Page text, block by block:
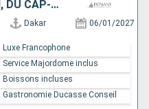
ENTRE VOLCANS ET OCÉAN, DU CAP-VERT AUX CANARIES
Dakar 06/01/2027
Luxe Francophone
Service Majordome inclus
Boissons incluses
Gastronomie Ducasse Conseil